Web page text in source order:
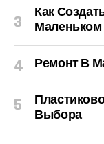
Как
Ремонт В
Выбора